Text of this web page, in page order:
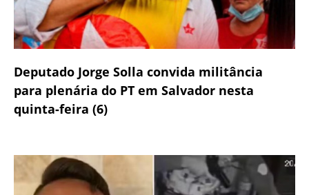
Deputado Jorge Solla convida militância
para plenária do PT em Salvador nesta
quinta-feira (6)